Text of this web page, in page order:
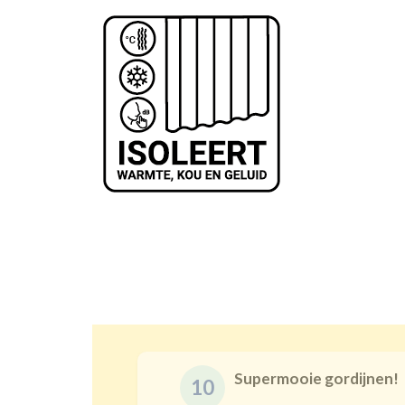
Supermooie gordijnen!